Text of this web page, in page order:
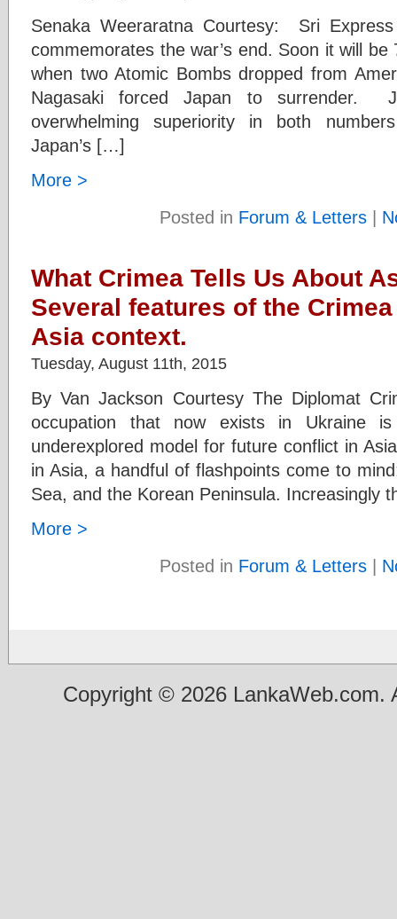
Senaka Weeraratna Courtesy: Sri
commemorates the war’s end. Soon it will
when two Atomic Bombs dropped from
Nagasaki forced Japan to surrender.
overwhelming superiority in both
Japan’s […]
More >
Posted in Forum & Letters|
What Crimea Tells Us About
Several features of the
Asia context.
Tuesday, August 11th, 2015
By Van Jackson Courtesy The Diplomat
occupation that now exists in Ukraine
underexplored model for future conflict in
in Asia, a handful of flashpoints come to
Sea, and the Korean Peninsula. Increasingly
More >
Posted in Forum & Letters|
Copyright © 2026 LankaWeb.com.